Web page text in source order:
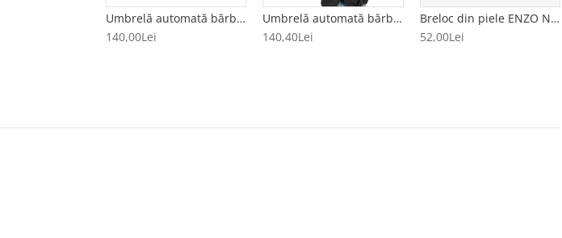
Umbrelă automată bărbați model CUADRADO negru-verde
140,00Lei
Umbrelă automată bărbați CLIMA BISETTI model ESTRELLAS albastru
140,40Lei
Breloc din piele ENZO NORI model FILL albastru
52,00Lei